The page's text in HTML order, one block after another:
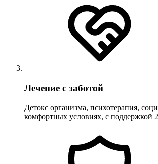
Лечение с заботой
Детокс организма, психотерапия,
комфортных условиях, с поддержкой